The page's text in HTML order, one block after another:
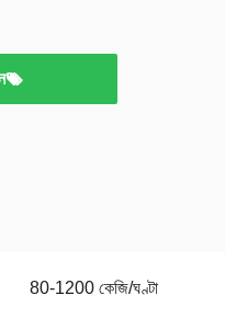
80-1200 কেজি/ঘণ্টা